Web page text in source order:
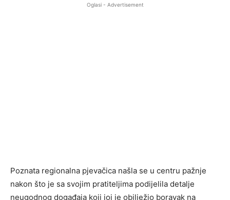
Oglasi - Advertisement
Poznata regionalna pjevačica našla se u centru pažnje
nakon što je sa svojim pratiteljima podijelila detalje
neugodnog događaja koji joj je obilježio boravak na